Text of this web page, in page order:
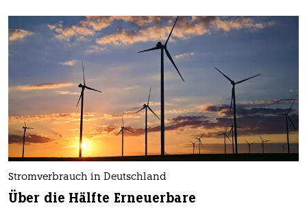
Stromverbrauch in Deutschland
Über die Hälfte Erneuerbare